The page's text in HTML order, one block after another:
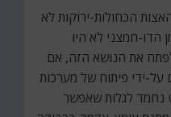
הכחולות-ירוקות לא
הדו-חמצני לא היו
לפתח את הנושא הזה, אם
על-ידי פיתוח של מערכות
נחמד לגלות שאפשר